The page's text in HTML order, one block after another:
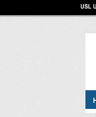
ai
USL